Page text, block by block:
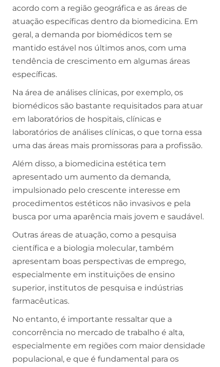
acordo com a região geográfica e as áreas de
atuação específicas dentro da biomedicina. Em
geral, a demanda por biomédicos tem se
mantido estável nos últimos anos, com uma
tendência de crescimento em algumas áreas
específicas.
Na área de análises clínicas, por exemplo, os
biomédicos são bastante requisitados para atuar
em laboratórios de hospitais, clínicas e
laboratórios de análises clínicas, o que torna essa
uma das áreas mais promissoras para a profissão.
Além disso, a biomedicina estética tem
apresentado um aumento da demanda,
impulsionado pelo crescente interesse em
procedimentos estéticos não invasivos e pela
busca por uma aparência mais jovem e saudável.
Outras áreas de atuação, como a pesquisa
científica e a biologia molecular, também
apresentam boas perspectivas de emprego,
especialmente em instituições de ensino
superior, institutos de pesquisa e indústrias
farmacêuticas.
No entanto, é importante ressaltar que a
concorrência no mercado de trabalho é alta,
especialmente em regiões com maior densidade
populacional, e que é fundamental para os